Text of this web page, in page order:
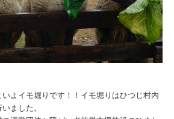
よイモ堀りです！！イモ堀りはひつじ村内
ました。